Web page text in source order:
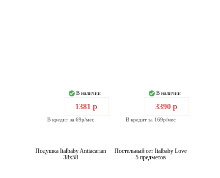
В наличии
1381 р
В кредит за 69р/мес
В наличии
3390 р
В кредит за 169р/мес
Подушка Italbaby Antiacarian
38x58
Постельный сет Italbaby Love
5 предметов